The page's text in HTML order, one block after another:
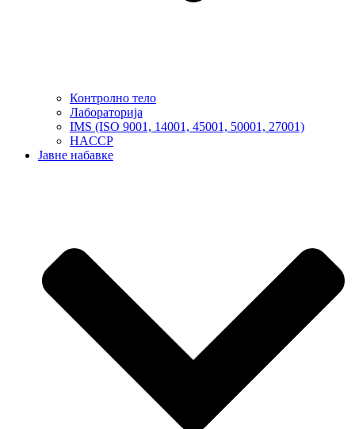
Контролно тело
Лабораторија
IMS (ISO 9001, 14001, 45001, 50001, 27001)
HACCP
Јавне набавке